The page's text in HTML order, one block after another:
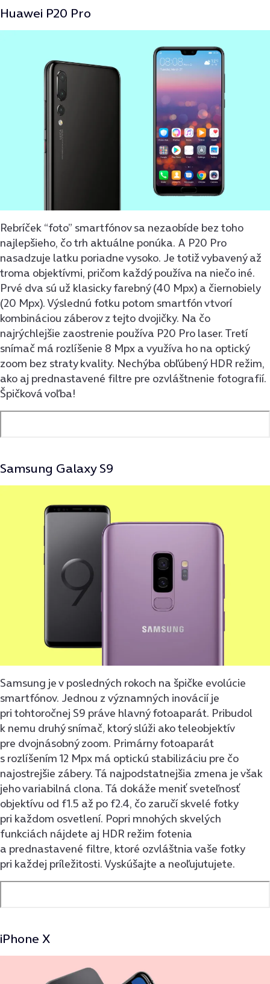
Huawei P20 Pro
Rebríček “foto” smartfónov sa nezaobíde bez toho
najlepšieho, čo trh aktuálne ponúka. A P20 Pro
nasadzuje latku poriadne vysoko. Je totiž vybavený až
troma objektívmi, pričom každý používa na niečo iné.
Prvé dva sú už klasicky farebný (40 Mpx) a čiernobiely
(20 Mpx). Výslednú fotku potom smartfón vtvorí
kombináciou záberov z tejto dvojičky. Na čo
najrýchlejšie zaostrenie používa P20 Pro laser. Tretí
snímač má rozlíšenie 8 Mpx a využíva ho na optický
zoom bez straty kvality. Nechýba obľúbený HDR režim,
ako aj prednastavené filtre pre ozvláštnenie fotografií.
Špičková voľba!
Samsung Galaxy S9
Samsung je v posledných rokoch na špičke evolúcie
smartfónov. Jednou z významných inovácií je
pri tohtoročnej S9 práve hlavný fotoaparát. Pribudol
k nemu druhý snímač, ktorý slúži ako teleobjektív
pre dvojnásobný zoom. Primárny fotoaparát
s rozlíšením 12 Mpx má optickú stabilizáciu pre čo
najostrejšie zábery. Tá najpodstatnejšia zmena je však
jeho variabilná clona. Tá dokáže meniť sveteľnosť
objektívu od f1.5 až po f2.4, čo zaručí skvelé fotky
pri každom osvetlení. Popri mnohých skvelých
funkciách nájdete aj HDR režim fotenia
a prednastavené filtre, ktoré ozvláštnia vaše fotky
pri každej príležitosti. Vyskúšajte a neoľujutujete.
iPhone X